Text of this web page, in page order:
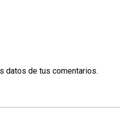
datos de tus comentarios.